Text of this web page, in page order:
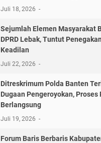
Juli 18, 2026
Sejumlah Elemen Masyarakat
DPRD Lebak, Tuntut
Keadilan
Juli 22, 2026
Ditreskrimum Polda Banten
Dugaan Pengeroyokan,
Berlangsung
Juli 19, 2026
Forum Baris Berbaris